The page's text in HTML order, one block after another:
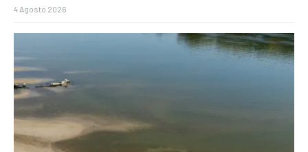
4 Agosto 2026